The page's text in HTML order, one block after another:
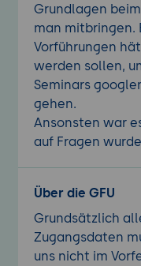
Grundlagen
man mitbringen.
Vorführungen
werden sollen,
Seminars
gehen.
Ansonsten war
auf Fragen
Über die GFU
Grundsätzlich
Zugangsdaten
uns nicht im